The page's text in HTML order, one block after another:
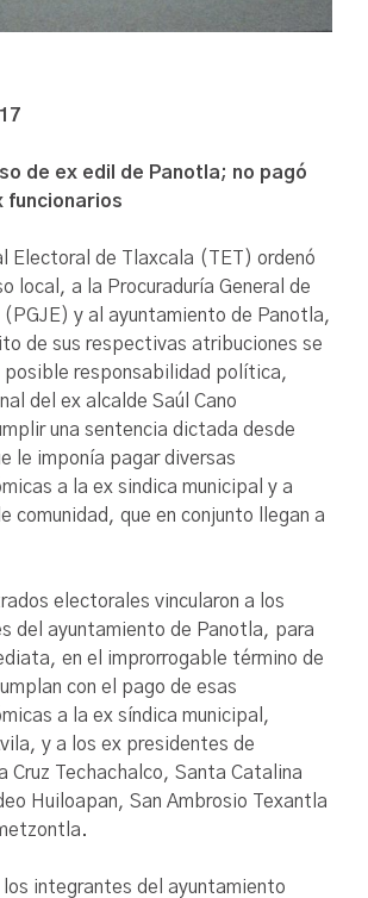
de ex edil de Panotla; no pagó
funcionarios
Electoral de Tlaxcala (TET) ordenó
local, a la Procuraduría General de
y al ayuntamiento de Panotla,
de sus respectivas atribuciones se
posible responsabilidad política,
del ex alcalde Saúl Cano
una sentencia dictada desde
le imponía pagar diversas
a la ex sindica municipal y a
comunidad, que en conjunto llegan a
electorales vincularon a los
del ayuntamiento de Panotla, para
en el improrrogable término de
con el pago de esas
a la ex síndica municipal,
y a los ex presidentes de
Cruz Techachalco, Santa Catalina
Huiloapan, San Ambrosio Texantla
los integrantes del ayuntamiento